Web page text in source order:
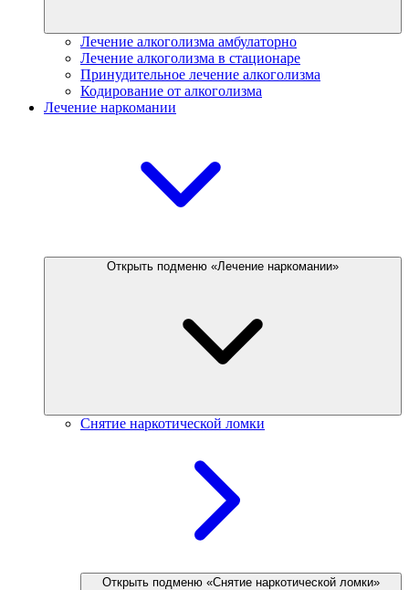
Лечение алкоголизма амбулаторно
Лечение алкоголизма в стационаре
Принудительное лечение алкоголизма
Кодирование от алкоголизма
Лечение наркомании
Открыть подменю «Лечение наркомании»
Снятие наркотической ломки
Открыть подменю «Снятие наркотической ломки»